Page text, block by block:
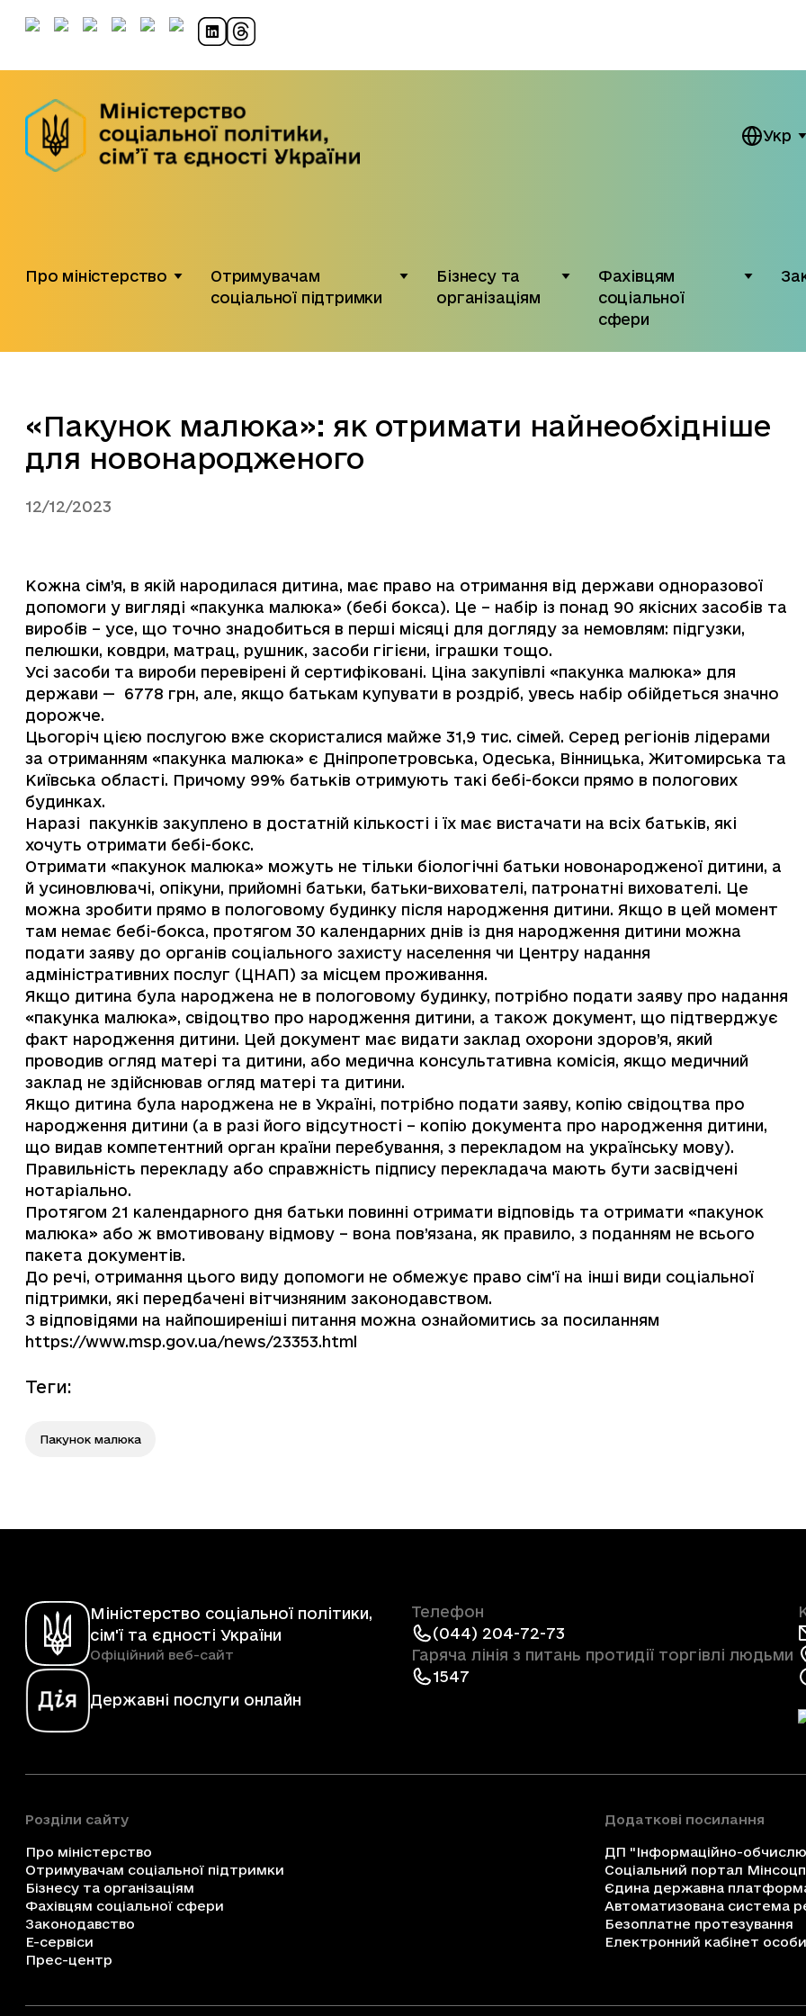
Укр
Про міністерство
Отримувачам
соціальної підтримки
Бізнесу та
організаціям
Фахівцям
соціальної
сфери
«Пакунок малюка»: як отримати найнеобхідніше
для новонародженого
12/12/2023
Кожна сім’я, в якій народилася дитина, має право на отримання від держави одноразової
допомоги у вигляді «пакунка малюка» (бебі бокса). Це – набір із понад 90 якісних засобів та
виробів – усе, що точно знадобиться в перші місяці для догляду за немовлям: підгузки,
пелюшки, ковдри, матрац, рушник, засоби гігієни, іграшки тощо.
Усі засоби та вироби перевірені й сертифіковані. Ціна закупівлі «пакунка малюка» для
держави — 6778 грн, але, якщо батькам купувати в роздріб, увесь набір обійдеться значно
дорожче.
Цьогоріч цією послугою вже скористалися майже 31,9 тис. сімей. Серед регіонів лідерами
за отриманням «пакунка малюка» є Дніпропетровська, Одеська, Вінницька, Житомирська та
Київська області. Причому 99% батьків отримують такі бебі-бокси прямо в пологових
будинках.
Наразі пакунків закуплено в достатній кількості і їх має вистачати на всіх батьків, які
хочуть отримати бебі-бокс.
Отримати «пакунок малюка» можуть не тільки біологічні батьки новонародженої дитини, а
й усиновлювачі, опікуни, прийомні батьки, батьки-вихователі, патронатні вихователі. Це
можна зробити прямо в пологовому будинку після народження дитини. Якщо в цей момент
там немає бебі-бокса, протягом 30 календарних днів із дня народження дитини можна
подати заяву до органів соціального захисту населення чи Центру надання
адміністративних послуг (ЦНАП) за місцем проживання.
Якщо дитина була народжена не в пологовому будинку, потрібно подати заяву про надання
«пакунка малюка», свідоцтво про народження дитини, а також документ, що підтверджує
факт народження дитини. Цей документ має видати заклад охорони здоров’я, який
проводив огляд матері та дитини, aбo медична консультативна комісія, якщо медичний
заклад не здійснював огляд матері та дитини.
Якщо дитина була народжена не в Україні, потрібно подати заяву, копію свідоцтва про
народження дитини (а в разі його відсутності – копію документа про народження дитини,
що видав компетентний орган країни перебування, з перекладом на українську мову).
Правильність перекладу або справжність підпису перекладача мають бути засвідчені
нотаріально.
Протягом 21 календарного дня батьки повинні отримати відповідь та отримати «пакунок
малюка» або ж вмотивовану відмову – вона пов’язана, як правило, з поданням не всього
пакета документів.
До речі, отримання цього виду допомоги не обмежує право сім'ї на інші види соціальної
підтримки, які передбачені вітчизняним законодавством.
З відповідями на найпоширеніші питання можна ознайомитись за посиланням
https://www.msp.gov.ua/news/23353.html
Теги:
Пакунок малюка
Міністерство соціальної політики,
сім'ї та єдності України
Офіційний веб-сайт
Державні послуги онлайн
Телефон
(044) 204-72-73
Гаряча лінія з питань протидії торгівлі людьми
1547
Розділи сайту
Про міністерство
Отримувачам соціальної підтримки
Бізнесу та організаціям
Фахівцям соціальної сфери
Законодавство
Е-сервіси
Прес-центр
Додаткові посилання
ДП "Інформаційно-
Соціальний портал
Єдина державна
Автоматизована система
Безоплатне протезування
Електронний кабінет особи